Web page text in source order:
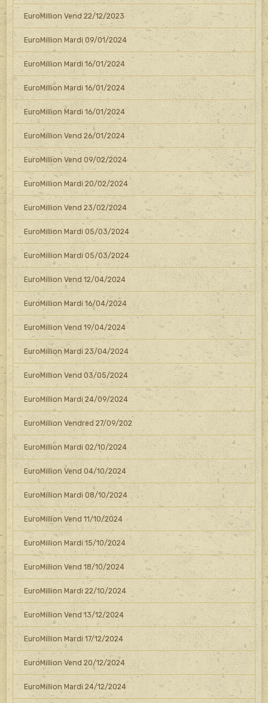
EuroMillion Vend 22/12/2023
EuroMillion Mardi 09/01/2024
EuroMillion Mardi 16/01/2024
EuroMillion Mardi 16/01/2024
EuroMillion Mardi 16/01/2024
EuroMillion Vend 26/01/2024
EuroMillion Vend 09/02/2024
EuroMillion Mardi 20/02/2024
EuroMillion Vend 23/02/2024
EuroMillion Mardi 05/03/2024
EuroMillion Mardi 05/03/2024
EuroMillion Vend 12/04/2024
EuroMillion Mardi 16/04/2024
EuroMillion Vend 19/04/2024
EuroMillion Mardi 23/04/2024
EuroMillion Vend 03/05/2024
EuroMillion Mardi 24/09/2024
EuroMillion Vendred 27/09/202
EuroMillion Mardi 02/10/2024
EuroMillion Vend 04/10/2024
EuroMillion Mardi 08/10/2024
EuroMillion Vend 11/10/2024
EuroMillion Mardi 15/10/2024
EuroMillion Vend 18/10/2024
EuroMillion Mardi 22/10/2024
EuroMillion Vend 13/12/2024
EuroMillion Mardi 17/12/2024
EuroMillion Vend 20/12/2024
EuroMillion Mardi 24/12/2024